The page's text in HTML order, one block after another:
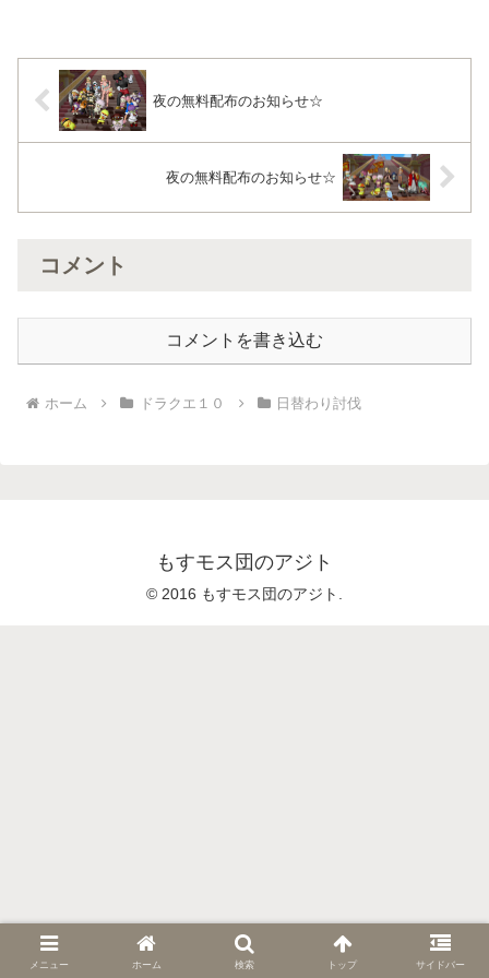
夜の無料配布のお知らせ☆
夜の無料配布のお知らせ☆
コメント
コメントを書き込む
ホーム ドラクエ１０ 日替わり討伐
もすモス団のアジト
© 2016 もすモス団のアジト.
メニュー ホーム 検索 トップ サイドバー